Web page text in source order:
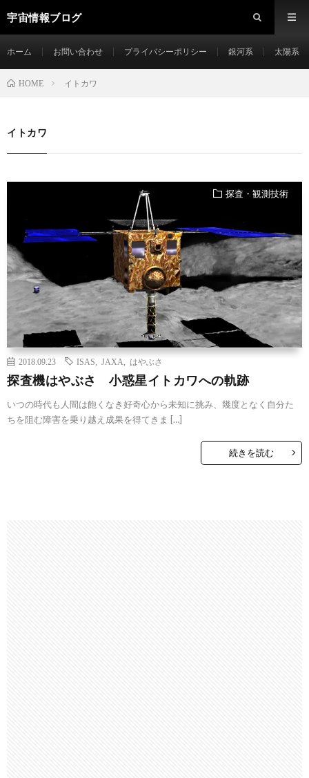
宇宙情報ブログ
ホーム お問い合わせ プライバシーポリシー 銀河系 太陽系
HOME イトカワ
イトカワ
探査・観測技術
2018.09.23 ISAS JAXA はやぶさ
探査機はやぶさ 小惑星イトカワへの軌跡
いつの時代も人間は飽くなき好奇心から未知に挑み、幾度となく自分た
ちを阻む障害を乗り越え成果を得てきま […]
続きを読む